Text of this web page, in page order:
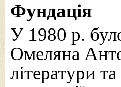
Фундація
У 1980 р.
Омеляна
літератури